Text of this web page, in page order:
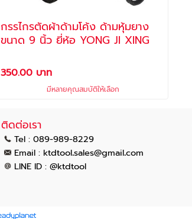
กรรไกรตัดผ้าด้ามโค้ง ด้ามหุ้มยาง
ขนาด 9 นิ้ว ยี่ห้อ YONG JI XING
350.00 บาท
มีหลายคุณสมบัติให้เลือก
ติดต่อเรา
Tel : 089-989-8229
Email : ktdtool.sales@gmail.com
LINE ID : @ktdtool